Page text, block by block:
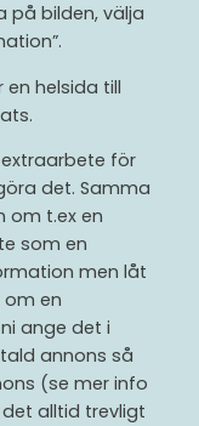
på bilden, välja
en helsida till
extraarbete för
det. Samma
om t.ex en
som en
men låt
om en
ange det i
annons så
(se mer info
alltid trevligt